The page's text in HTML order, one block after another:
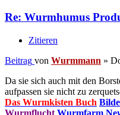
Re: Wurmhumus
Zitieren
Beitrag von Wurmmann »
Da sie sich auch mit den
aufpassen sie nicht zu
Das Wurmkisten Buch
Wurmflucht Wurmfarm